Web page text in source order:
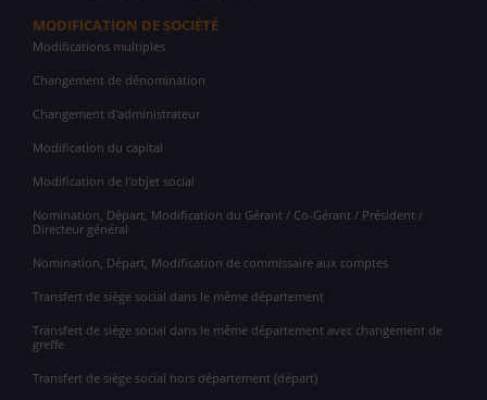
MODIFICATION DE SOCIÉTÉ
Modifications multiples
Changement de dénomination
Changement d'administrateur
Modification du capital
Modification de l'objet social
Nomination, Départ, Modification du Gérant / Co-Gérant / Président /
Directeur général
Nomination, Départ, Modification de commissaire aux comptes
Transfert de siège social dans le même département
Transfert de siège social dans le même département avec changement de
greffe
Transfert de siège social hors département (départ)